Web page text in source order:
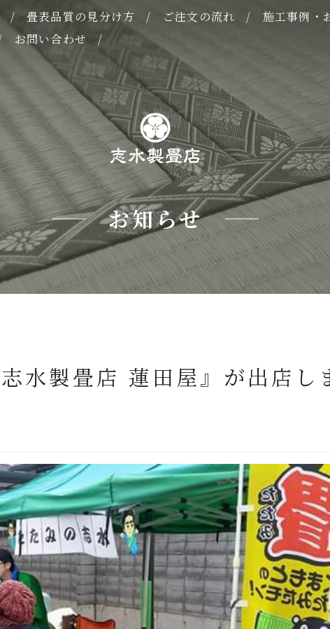
畳表品質の見分け方 ご注文の流れ
施工事例・
お問い合わせ
お知らせ
水製畳店 蓮田屋』が出店し